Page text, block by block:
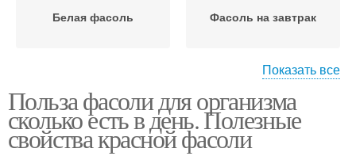
Белая фасоль Фасоль на завтрак
Фасоли при похудении
Показать все
Польза фасоли для организма
сколько есть в день. Полезные
свойства красной фасоли